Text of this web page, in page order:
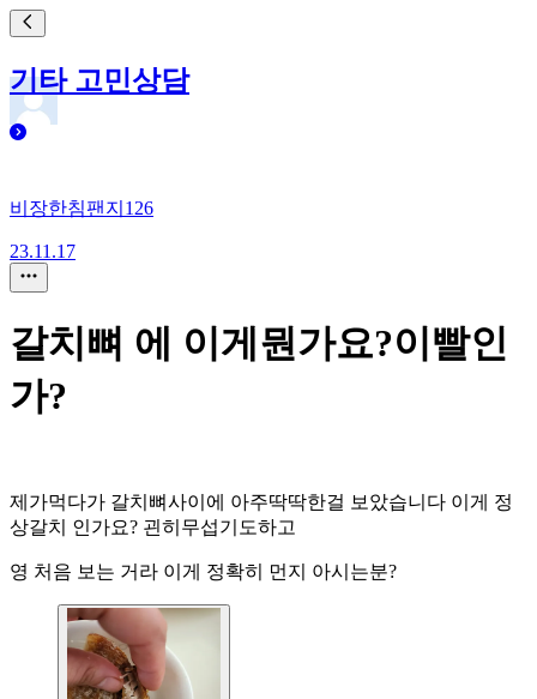
기타 고민상담
비장한침팬지126
23.11.17
갈치뼈 에 이게뭔가요?이빨인
가?
제가먹다가 갈치뼈사이에 아주딱딱한걸 보았습니다 이게 정
상갈치 인가요? 괸히무섭기도하고
영 처음 보는 거라 이게 정확히 먼지 아시는분?